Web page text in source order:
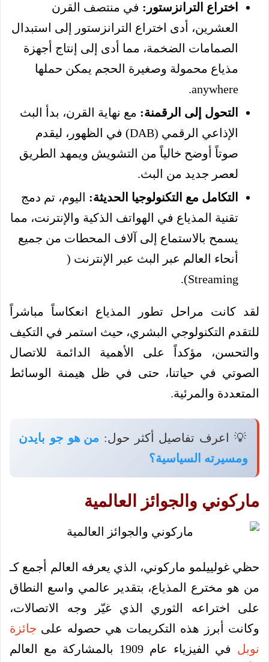
اختراع الترانزستور: في منتصف القرن
العشرين، أدى اختراع الترانزستور إلى استبدال
الصمامات الضخمة، مما أدى إلى إنتاج أجهزة
مذياع محمولة وصغيرة الحجم يمكن حملها
anywhere.
التحول إلى الرقمنة: مع نهاية القرن، بدأ البث
الإذاعي الرقمي (DAB) في الظهور، ليقدم
صوتاً أوضح خالياً من التشويش ويمهد الطريق
لعصر جديد من البث.
التكامل مع التكنولوجيا الحديثة: اليوم، تم دمج
تقنية المذياع في الهواتف الذكية والإنترنت، مما
يسمح بالاستماع إلى آلاف المحطات من جميع
أنحاء العالم عبر البث عبر الإنترنت (
Streaming).
لقد كانت مراحل تطور المذياع انعكاساً مباشراً
للتقدم التكنولوجي البشري، حيث استمر في التكيف
والتحسن، مؤكداً على الأهمية الدائمة للاتصال
الصوتي في حياتنا، حتى في ظل هيمنة الوسائط
المتعددة والمرئية.
💡 اعرف تفاصيل أكثر حول: من هو جو بايدن
ومسيرته السياسية؟
ماركوني والجوائز العالمية
حظي غولييلمو ماركوني، الذي يعرفه العالم أجمع كـ
من هو مخترع المذياع، بتقدير عالمي واسع النطاق
على اختراعه الثوري الذي غيّر وجه الاتصالات،
وكانت أبرز هذه التكريمات هي حصوله على جائزة
نوبل
في الفيزياء عام 1909 بالمشاركة مع العالم